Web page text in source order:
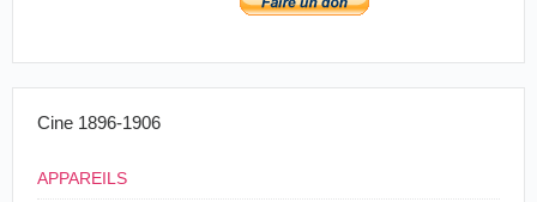
Porto – T-
Cine 1896-1906
APPAREILS